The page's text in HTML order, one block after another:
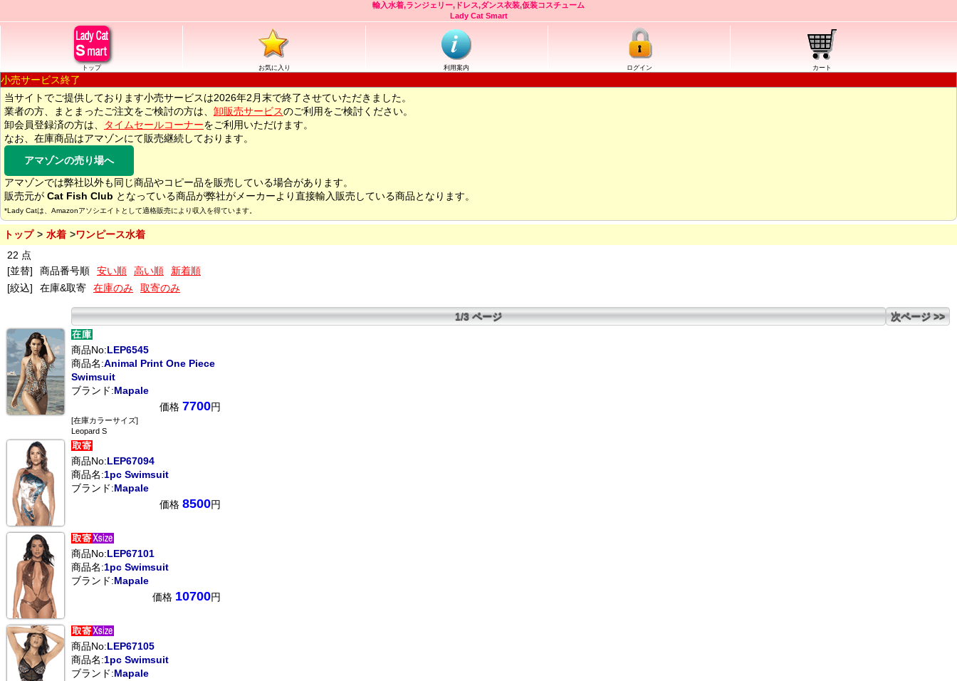
輸入水着,ランジェリー,ドレス,ダンス衣装,仮装コスチューム
Lady Cat Smart
トップ お気に入り 利用案内 ログイン カート
小売サービス終了
当サイトでご提供しております小売サービスは2026年2月末で終了させていただきました。
業者の方、まとまったご注文をご検討の方は、 卸販売サービスのご利用をご検討ください。
卸会員登録済の方は、
タイムセールコーナーをご利用いただけます。
なお、在庫商品はアマゾンにて販売継続しております。
アマゾンの売り場へ
アマゾンでは弊社以外も同じ商品やコピー品を販売している場合があります。
販売元が Cat Fish Club となっている商品が弊社がメーカーより直接輸入販売している商品となります。
*Lady Catは、Amazonアソシエイトとして適格販売により収入を得ています。
トップ 水着
ワンピース水着
22 点
[並替]
商品番号順 安い順 高い順
新着順
[絞込]
在庫&取寄 在庫のみ 取寄のみ
1/3 ページ 次ページ >>
商品No:LEP6545
商品名:Animal Print One Piece
Swimsuit
ブランド:Mapale
価格 7700円
[在庫カラーサイズ]
Leopard S
商品No:LEP67094
商品名:1pc Swimsuit
ブランド:Mapale
価格 8500円
商品No:LEP67101
商品名:1pc Swimsuit
ブランド:Mapale
価格 10700円
商品No:LEP67105
商品名:1pc Swimsuit
ブランド:Mapale